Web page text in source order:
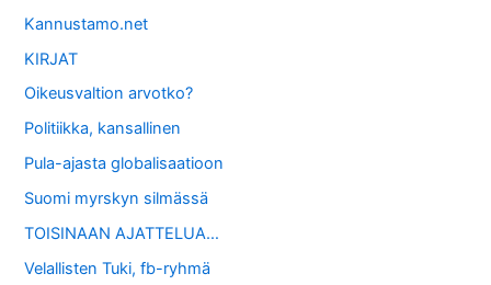
Kannustamo.net
KIRJAT
Oikeusvaltion arvotko?
Politiikka, kansallinen
Pula-ajasta globalisaatioon
Suomi myrskyn silmässä
TOISINAAN AJATTELUA…
Velallisten Tuki, fb-ryhmä